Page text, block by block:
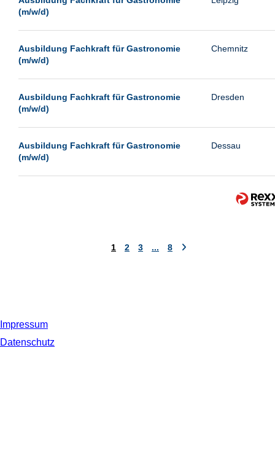
(m/w/d)
Ausbildung Fachkraft für Gastronomie
(m/w/d)
Chemnitz
Ausbildung Fachkraft für Gastronomie
(m/w/d)
Dresden
Ausbildung Fachkraft für Gastronomie
(m/w/d)
Dessau
1 2 3 ... 8
Impressum
Datenschutz